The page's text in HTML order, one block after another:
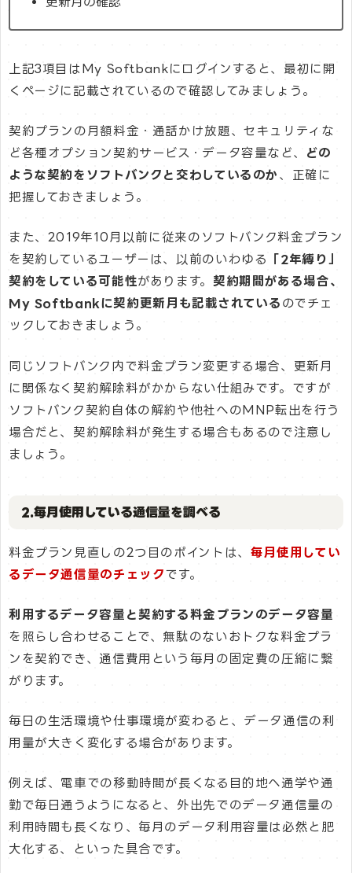
上記3項目はMy Softbankにログインすると、最初に開
くページに記載されているので確認してみましょう。
契約プランの月額料金・通話かけ放題、セキュリティな
ど各種オプション契約サービス・データ容量など、
どの
ような契約をソフトバンクと交わしているのか 、正確に
把握しておきましょう。
また、2019年10月以前に従来のソフトバンク料金プラン
を契約しているユーザーは、以前のいわゆる
「2年縛り」
契約をしている可能性があります。 契約期間がある場合、
My Softbankに契約更新月も記載されている のでチェ
ックしておきましょう。
同じソフトバンク内で料金プラン変更する場合、更新月
に関係なく契約解除料がかからない仕組みです。ですが
ソフトバンク契約自体の解約や他社へのMNP転出を行う
場合だと、契約解除料が発生する場合もあるので注意し
ましょう。
2.毎月使用している通信量を調べる
料金プラン見直しの2つ目のポイントは、 毎月使用してい
るデータ通信量のチェックです。
利用するデータ容量と契約する料金プランのデータ容量
を照らし合わせることで、無駄のないおトクな料金プラ
ンを契約でき、通信費用という毎月の固定費の圧縮に繋
がります。
毎日の生活環境や仕事環境が変わると、データ通信の利
用量が大きく変化する場合があります。
例えば、電車での移動時間が長くなる目的地へ通学や通
勤で毎日通うようになると、外出先でのデータ通信量の
利用時間も長くなり、毎月のデータ利用容量は必然と肥
大化する、といった具合です。